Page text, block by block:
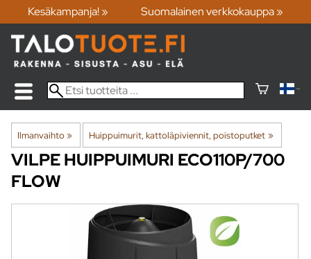
Kesäkampanja! » Suomalainen verkkokauppa »
Ilmanvaihto‪» Huippuimurit, kattoläpiviennit, poistoputket ‪»
VILPEHUIPPUIMURI ECO110P/700
FLOW